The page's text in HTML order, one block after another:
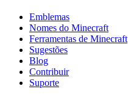
Emblemas
Nomes do Minecraft
Ferramentas de Minecraft
Sugestões
Blog
Contribuir
Suporte